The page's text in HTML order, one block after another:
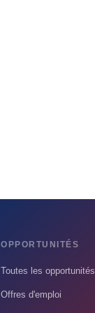
OPPORTUNITÉS
Toutes les opportunités
Offres d'emploi